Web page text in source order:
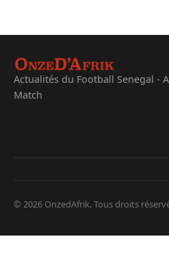
Actualités du Football Senegal -
Match
© 2026 OnzedAfrik. Tous droits